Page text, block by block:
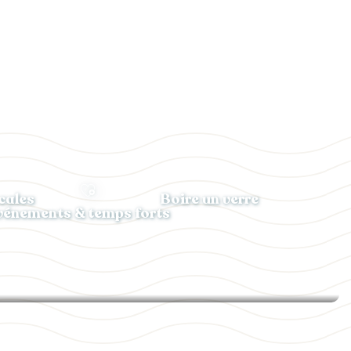
& temps forts
Boire un verre